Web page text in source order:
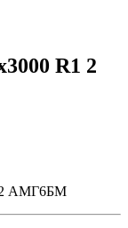
R1 2
2 АМГ6БМ